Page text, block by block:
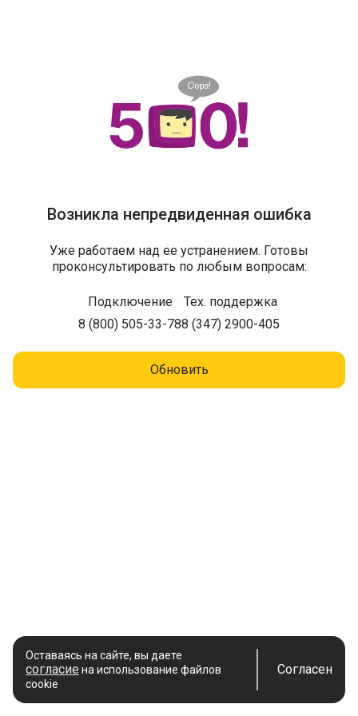
Возникла непредвиденная ошибка
Уже работаем над ее устранением. Готовы
проконсультировать по любым вопросам:
Подключение
8 (800) 505-33-78
Тех. поддержка
8 (347) 2900-405
Обновить
Оставаясь на сайте, вы даете
согласие на использование файлов
cookie
Согласен